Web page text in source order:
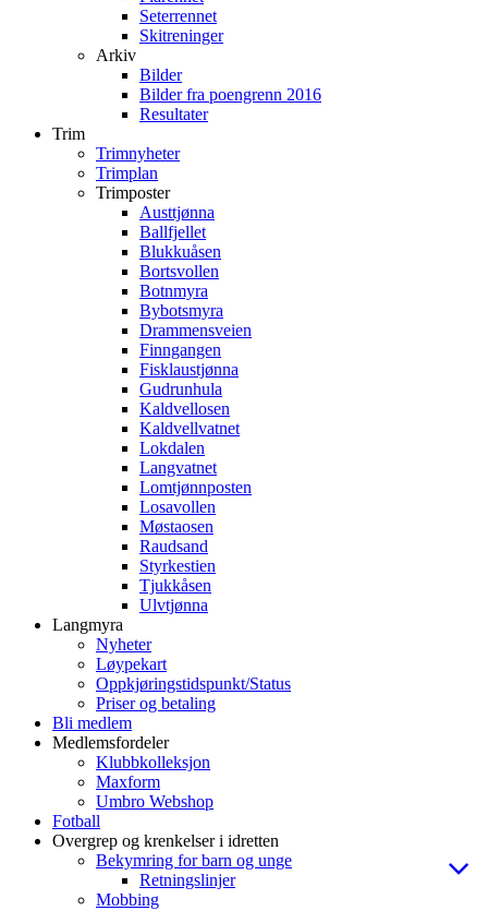
Seterrennet
Skitreninger
Arkiv
Bilder
Bilder fra poengrenn 2016
Resultater
Trim
Trimnyheter
Trimplan
Trimposter
Austtjønna
Ballfjellet
Blukkuåsen
Bortsvollen
Botnmyra
Bybotsmyra
Drammensveien
Finngangen
Fisklaustjønna
Gudrunhula
Kaldvellosen
Kaldvellvatnet
Lokdalen
Langvatnet
Lomtjønnposten
Losavollen
Møstaosen
Raudsand
Styrkestien
Tjukkåsen
Ulvtjønna
Langmyra
Nyheter
Løypekart
Oppkjøringstidspunkt/Status
Priser og betaling
Bli medlem
Medlemsfordeler
Klubbkolleksjon
Maxform
Umbro Webshop
Fotball
Overgrep og krenkelser i idretten
Bekymring for barn og unge
Retningslinjer
Mobbing